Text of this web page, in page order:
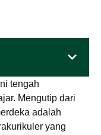
tengah
Mengutip dari
adalah
yang